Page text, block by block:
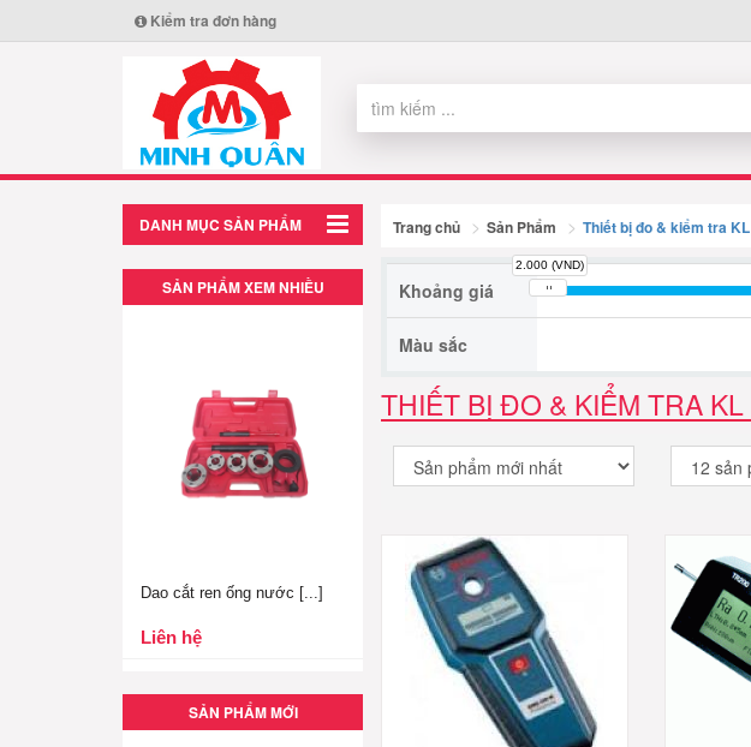
Kiểm tra đơn hàng
DANH MỤC SẢN PHẨM
SẢN PHẨM XEM NHIỀU
Dao cắt ren ống nước [...]
Liên hệ
SẢN PHẨM MỚI
Trang chủ Sản Phẩm Thiết bị đo & kiểm tra KL
Khoảng giá
2.000 (VND)
Màu sắc
THIẾT BỊ ĐO & KIỂM TRA KL